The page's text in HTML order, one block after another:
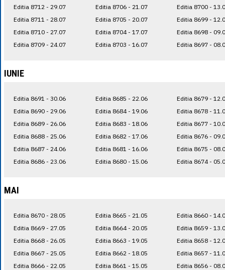
Editia 8712 - 29.07
Editia 8711 - 28.07
Editia 8710 - 27.07
Editia 8709 - 24.07
Editia 8706 - 21.07
Editia 8705 - 20.07
Editia 8704 - 17.07
Editia 8703 - 16.07
Editia 8700 -
Editia 8699 -
Editia 8698 -
Editia 8697 -
IUNIE
Editia 8691 - 30.06
Editia 8690 - 29.06
Editia 8689 - 26.06
Editia 8688 - 25.06
Editia 8687 - 24.06
Editia 8686 - 23.06
Editia 8685 - 22.06
Editia 8684 - 19.06
Editia 8683 - 18.06
Editia 8682 - 17.06
Editia 8681 - 16.06
Editia 8680 - 15.06
Editia 8679 -
Editia 8678 -
Editia 8677 -
Editia 8676 -
Editia 8675 -
Editia 8674 -
MAI
Editia 8670 - 28.05
Editia 8669 - 27.05
Editia 8668 - 26.05
Editia 8667 - 25.05
Editia 8666 - 22.05
Editia 8665 - 21.05
Editia 8664 - 20.05
Editia 8663 - 19.05
Editia 8662 - 18.05
Editia 8661 - 15.05
Editia 8660 -
Editia 8659 -
Editia 8658 -
Editia 8657 -
Editia 8656 -